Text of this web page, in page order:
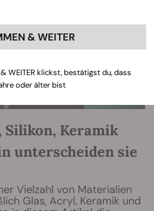
Silikon, Keramik
unterscheiden sie
Vielzahl von Materialien
Glas, Acryl, Keramik und
& WEITER
WEITER klickst, bestätigst du, dass
oder älter bist